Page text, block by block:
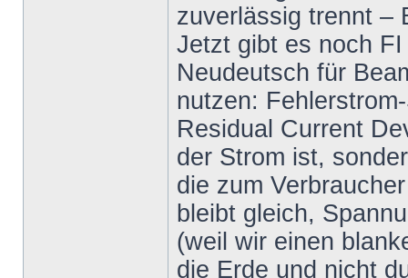
zuverlässig trennt –
Jetzt gibt es noch FI
Neudeutsch für
nutzen:
Residual Current
der Strom ist,
die zum
bleibt gleich,
(weil wir einen
die Erde und nicht